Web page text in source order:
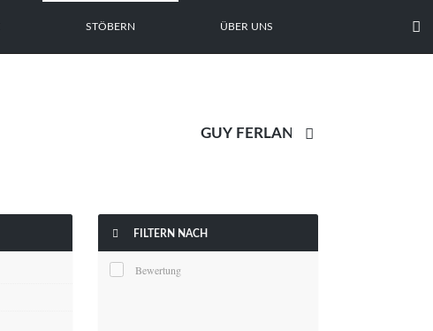
STÖBERN ÜBER UNS 

 FILTERN NACH
Bewertung